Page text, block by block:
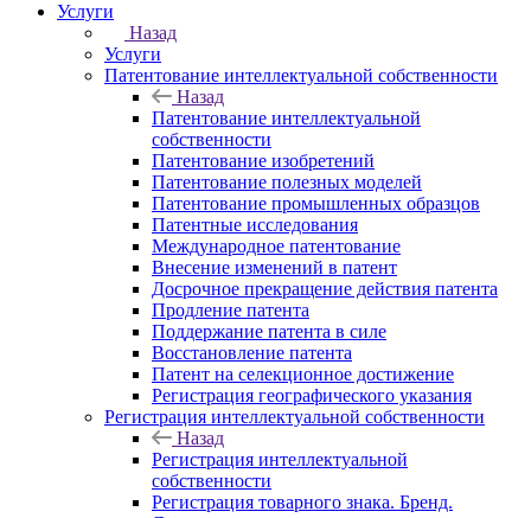
Услуги
Назад
Услуги
Патентование интеллектуальной собственности
Назад
Патентование интеллектуальной
собственности
Патентование изобретений
Патентование полезных моделей
Патентование промышленных образцов
Патентные исследования
Международное патентование
Внесение изменений в патент
Досрочное прекращение действия патента
Продление патента
Поддержание патента в силе
Восстановление патента
Патент на селекционное достижение
Регистрация географического указания
Регистрация интеллектуальной собственности
Назад
Регистрация интеллектуальной
собственности
Регистрация товарного знака. Бренд.